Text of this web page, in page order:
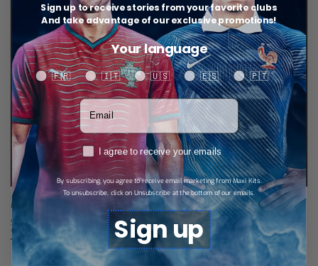
Memphis Grizzlies Jersey NBA
$ 34,66
Select options
Memphis Grizzlies Jersey NBA
$ 28,88
Select options
Sign up to receive stories from your favorite clubs
And take advantage of our exclusive promotions!
Your language
Your language
🇫🇷 🇮🇹 🇺🇸 🇪🇸 🇵🇹
Votre adresse email
RGPDI agree to receive your emails
By subscribing, you agree to receive email marketing from Maxi Kits.
To unsubscribe, click on Unsubscribe at the bottom of our emails.
Sign up